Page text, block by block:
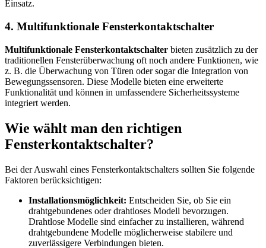
Einsatz.
4. Multifunktionale Fensterkontaktschalter
Multifunktionale Fensterkontaktschalter bieten zusätzlich zu der
traditionellen Fensterüberwachung oft noch andere Funktionen, wie
z. B. die Überwachung von Türen oder sogar die Integration von
Bewegungssensoren. Diese Modelle bieten eine erweiterte
Funktionalität und können in umfassendere Sicherheitssysteme
integriert werden.
Wie wählt man den richtigen
Fensterkontaktschalter?
Bei der Auswahl eines Fensterkontaktschalters sollten Sie folgende
Faktoren berücksichtigen:
Installationsmöglichkeit: Entscheiden Sie, ob Sie ein
drahtgebundenes oder drahtloses Modell bevorzugen.
Drahtlose Modelle sind einfacher zu installieren, während
drahtgebundene Modelle möglicherweise stabilere und
zuverlässigere Verbindungen bieten.